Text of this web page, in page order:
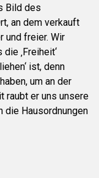
Bild des
an dem verkauft
und freier. Wir
‚Freiheit‘
ist, denn
um an der
raubt er uns unsere
die Hausordnungen